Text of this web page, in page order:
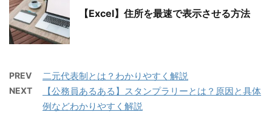
【Excel】住所を最速で表示させる方法
PREV 二元代表制とは？わかりやすく解説
NEXT
【公務員あるある】スタンプラリーとは？原因と具体
例などわかりやすく解説